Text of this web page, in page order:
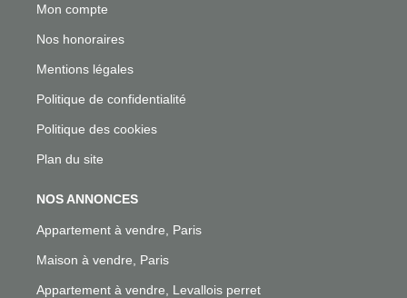
Mon compte
Nos honoraires
Mentions légales
Politique de confidentialité
Politique des cookies
Plan du site
NOS ANNONCES
Appartement à vendre, Paris
Maison à vendre, Paris
Appartement à vendre, Levallois perret